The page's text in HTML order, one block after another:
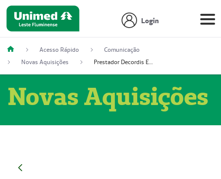
Login
Acesso Rápido
Comunicação
Novas Aquisições
Prestador Decordis Exames Cardiológicos LTDA (51004346-0)
Novas Aquisições